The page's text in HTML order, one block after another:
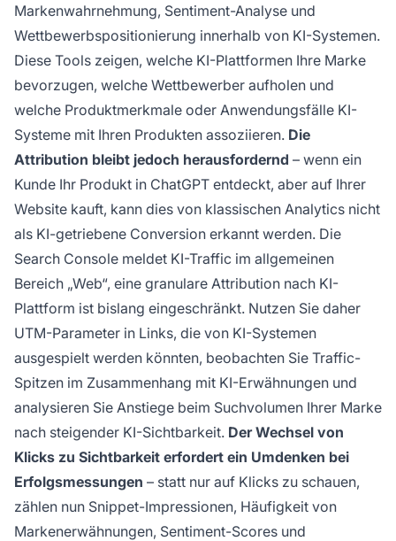
Markenwahrnehmung, Sentiment-Analyse und
Wettbewerbspositionierung innerhalb von KI-Systemen.
Diese Tools zeigen, welche KI-Plattformen Ihre Marke
bevorzugen, welche Wettbewerber aufholen und
welche Produktmerkmale oder Anwendungsfälle KI-
Systeme mit Ihren Produkten assoziieren. Die
Attribution bleibt jedoch herausfordernd – wenn ein
Kunde Ihr Produkt in ChatGPT entdeckt, aber auf Ihrer
Website kauft, kann dies von klassischen Analytics nicht
als KI-getriebene Conversion erkannt werden. Die
Search Console meldet KI-Traffic im allgemeinen
Bereich „Web“, eine granulare Attribution nach KI-
Plattform ist bislang eingeschränkt. Nutzen Sie daher
UTM-Parameter in Links, die von KI-Systemen
ausgespielt werden könnten, beobachten Sie Traffic-
Spitzen im Zusammenhang mit KI-Erwähnungen und
analysieren Sie Anstiege beim Suchvolumen Ihrer Marke
nach steigender KI-Sichtbarkeit. Der Wechsel von
Klicks zu Sichtbarkeit erfordert ein Umdenken bei
Erfolgsmessungen – statt nur auf Klicks zu schauen,
zählen nun Snippet-Impressionen, Häufigkeit von
Markenerwähnungen, Sentiment-Scores und